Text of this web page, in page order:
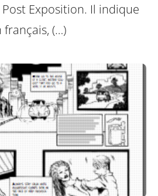
Exposition. Il indique
français, (…)